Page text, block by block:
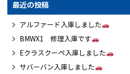
最近の投稿
アルファード入庫しました
BMWX1 修理入庫です
Eクラスクーペ入庫しました
サバーバン入庫しました